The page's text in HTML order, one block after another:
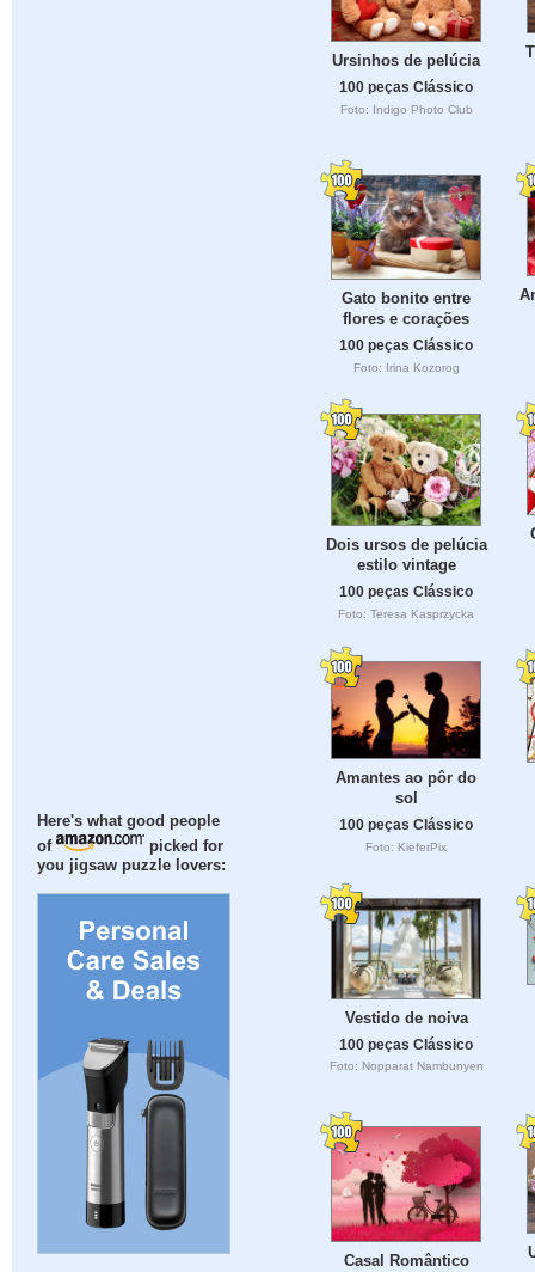
Here's what good people
of
picked for
you jigsaw puzzle lovers:
Ursinhos de pelúcia
100 peças Clássico
Foto: Indigo Photo Club
Gato bonito entre
flores e corações
100 peças Clássico
Foto: Irina Kozorog
Dois ursos de pelúcia
estilo vintage
100 peças Clássico
Foto: Teresa Kasprzycka
Amantes ao pôr do
sol
100 peças Clássico
Foto: KieferPix
Vestido de noiva
100 peças Clássico
Foto: Nopparat Nambunyen
Casal Romântico